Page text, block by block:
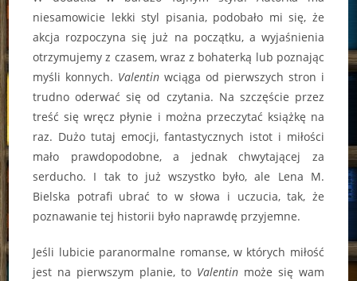
niesamowicie lekki styl pisania, podobało mi się, że
akcja rozpoczyna się już na początku, a wyjaśnienia
otrzymujemy z czasem, wraz z bohaterką lub poznając
myśli konnych. Valentin wciąga od pierwszych stron i
trudno oderwać się od czytania. Na szczęście przez
treść się wręcz płynie i można przeczytać książkę na
raz. Dużo tutaj emocji, fantastycznych istot i miłości
mało prawdopodobne, a jednak chwytającej za
serducho. I tak to już wszystko było, ale Lena M.
Bielska potrafi ubrać to w słowa i uczucia, tak, że
poznawanie tej historii było naprawdę przyjemne.
Jeśli lubicie paranormalne romanse, w których miłość
jest na pierwszym planie, to Valentinmoże się wam